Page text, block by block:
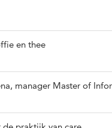
en thee
manager Master of